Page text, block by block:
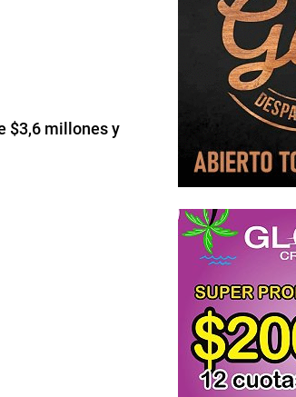
$3,6 millones y